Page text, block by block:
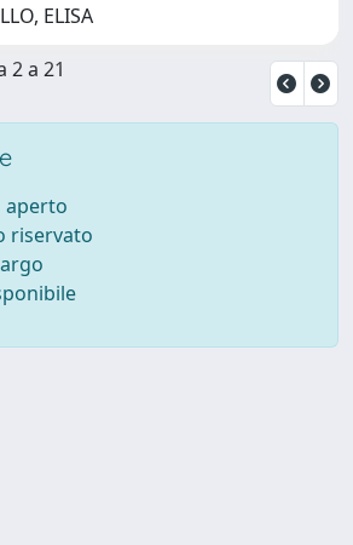
ELISA
a 21
aperto
riservato